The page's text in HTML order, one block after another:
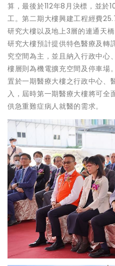
算，最後於112年8月決標，並於
工。第二期大樓興建工程經費
研究大樓以及地上3層的連通天
研究大樓預計提供特色醫療及轉
究空間為主，並且納入行政中心
樓層則為機電擴充空間及停車場
置於一期醫療大樓之行政中心、
入，屆時第一期醫療大樓將可全
供急重難症病人就醫的需求。